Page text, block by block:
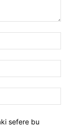
sefere bu